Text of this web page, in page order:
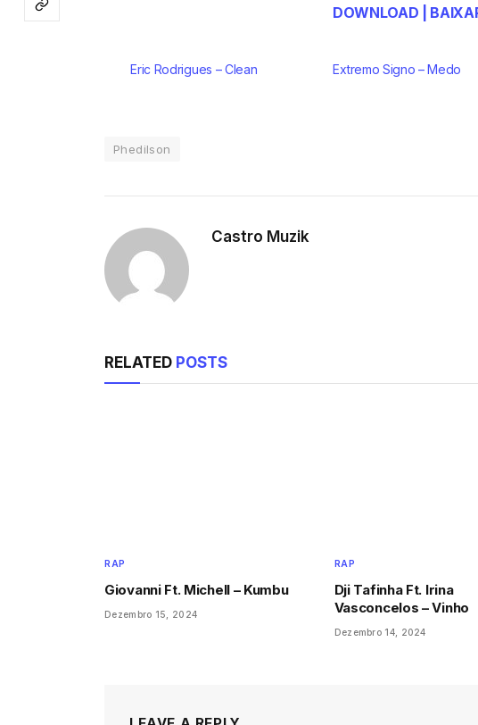
DOWNLOAD |
Eric Rodrigues – Clean Extremo Signo – Medo
Phedilson
Castro Muzik
RELATED POSTS
RAP
Giovanni Ft. Michell – Kumbu
Dezembro 15, 2024
RAP
Dji Tafinha Ft. Irina
Vasconcelos – Vinho
Dezembro 14, 2024